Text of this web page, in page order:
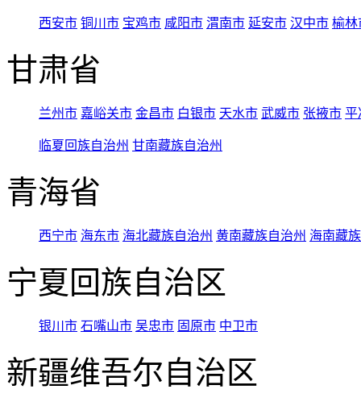
西安市 铜川市 宝鸡市 咸阳市 渭南市 延安市 汉中市 榆林
甘肃省
兰州市 嘉峪关市 金昌市 白银市 天水市 武威市 张掖市 平
临夏回族自治州 甘南藏族自治州
青海省
西宁市 海东市 海北藏族自治州 黄南藏族自治州 海南藏
宁夏回族自治区
银川市 石嘴山市 吴忠市 固原市 中卫市
新疆维吾尔自治区